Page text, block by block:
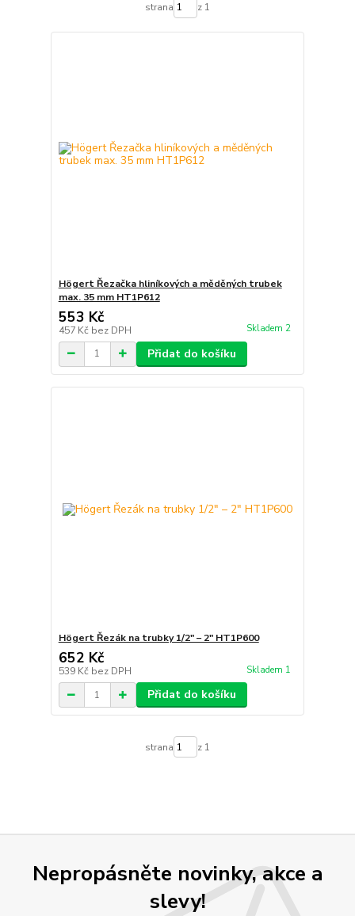
strana z 1
Högert Řezačka hliníkových a měděných trubek
max. 35 mm HT1P612
553 Kč
457 Kč bez DPH Skladem 2
Přidat do košíku
Högert Řezák na trubky 1/2″ – 2″ HT1P600
652 Kč
539 Kč bez DPH Skladem 1
Přidat do košíku
strana z 1
Nepropásněte novinky, akce a
slevy!